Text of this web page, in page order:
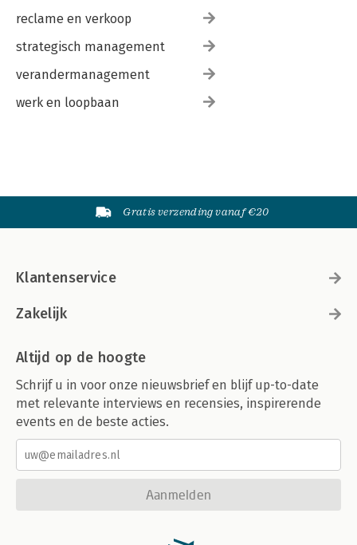
reclame en verkoop
strategisch management
verandermanagement
werk en loopbaan
Gratis verzending vanaf €20
Klantenservice
Zakelijk
Altijd op de hoogte
Schrijf u in voor onze nieuwsbrief en blijf up-to-date
met relevante interviews en recensies, inspirerende
events en de beste acties.
Aanmelden